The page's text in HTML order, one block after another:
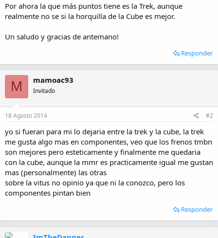
Por ahora la que más puntos tiene es la Trek, aunque
realmente no se si la horquilla de la Cube es mejor.
Un saludo y gracias de antemano!
Responder
M mamoac93
Invitado
18 Agosto 2014 #2
yo si fueran para mi lo dejaria entre la trek y la cube, la trek
me gusta algo mas en componentes, veo que los frenos tmbn
son mejores pero esteticamente y finalmente me quedaria
con la cube, aunque la mmr es practicamente igual me gustan
mas (personalmente) las otras
sobre la vitus no opinio ya que ni la conozco, pero los
componentes pintan bien
Responder